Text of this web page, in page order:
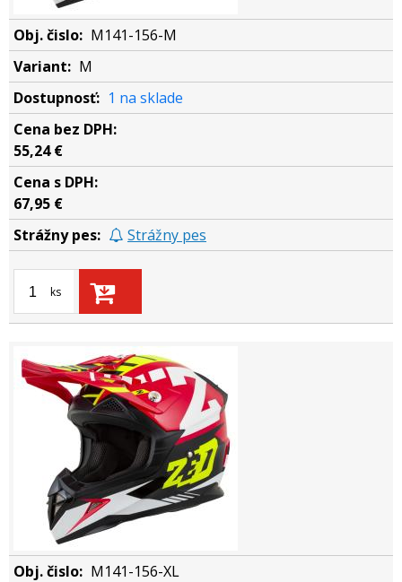
M141-156-M
M
1 na sklade
55,24 €
67,95 €
Strážny pes
ks
M141-156-XL